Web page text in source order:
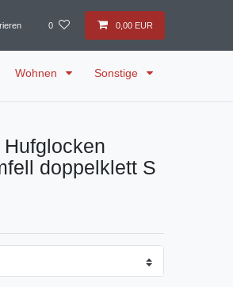
0 0,00 EUR
Wohnen Sonstige
doppelklett S